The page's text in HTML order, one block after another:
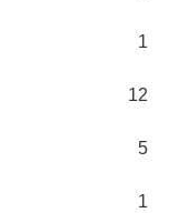
1
12
5
1